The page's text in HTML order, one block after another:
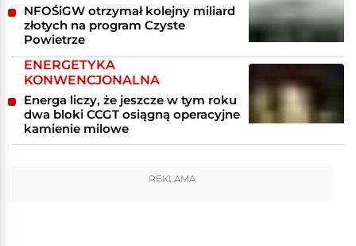
NFOŚiGW otrzymał kolejny miliard
złotych na program Czyste
Powietrze
ENERGETYKA
KONWENCJONALNA
Energa liczy, że jeszcze w tym roku
dwa bloki CCGT osiągną operacyjne
kamienie milowe
REKLAMA